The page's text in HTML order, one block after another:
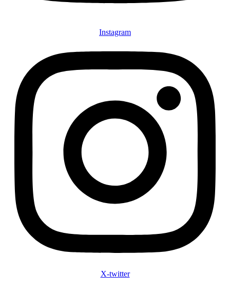
Instagram
X-twitter